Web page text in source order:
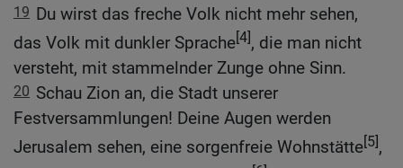
19 Du wirst das freche Volk nicht mehr sehen,
das Volk mit dunkler Sprache[4], die man nicht
versteht, mit stammelnder Zunge ohne Sinn.
20 Schau Zion an, die Stadt unserer
Festversammlungen! Deine Augen werden
Jerusalem sehen, eine sorgenfreie Wohnstätte[5],